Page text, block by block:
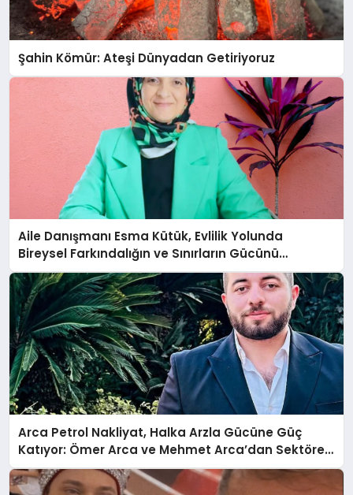
Şahin Kömür: Ateşi Dünyadan Getiriyoruz
Aile Danışmanı Esma Kütük, Evlilik Yolunda
Bireysel Farkındalığın ve Sınırların Gücünü
Anlatıyor
Arca Petrol Nakliyat, Halka Arzla Gücüne Güç
Katıyor: Ömer Arca ve Mehmet Arca’dan Sektöre
Güçlü Yatırım